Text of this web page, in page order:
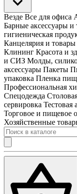
Везде Все для офиса
Барные аксессуары и
гигиеническая
Канцелярия и товары
Клининг Красота и
и СИЗ Молды,
аксессуары Пакеты
упаковка Пленка
Профессиональная
Спецодежда
сервировка Тестовая
Торговое и пищевое
Хозяйственные